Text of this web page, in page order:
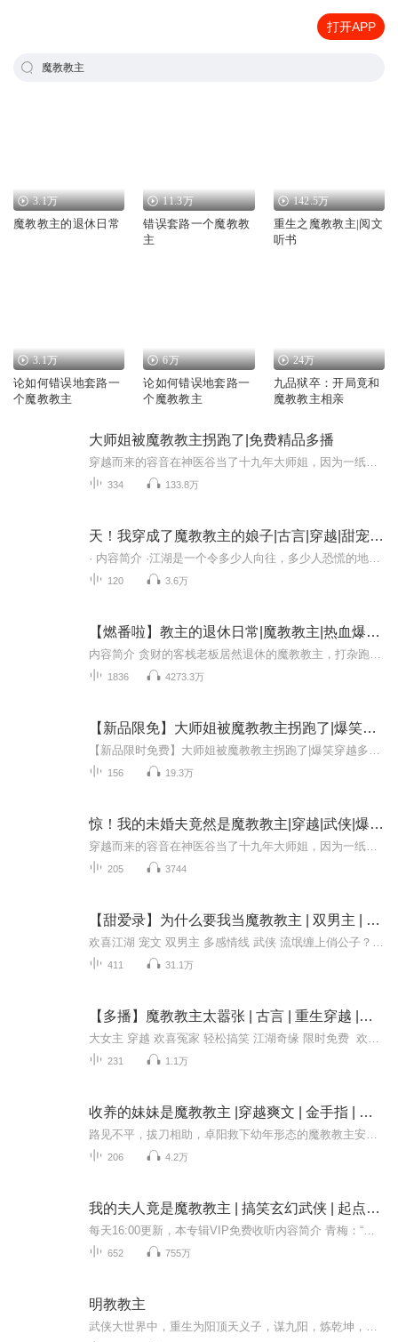
打开APP
魔教教主
3.1万
魔教教主的退休日常
11.3万
错误套路一个魔教教
主
142.5万
重生之魔教教主|阅文
听书
3.1万
论如何错误地套路一
个魔教教主
6万
论如何错误地套路一
个魔教教主
24万
九品狱卒：开局竟和
魔教教主相亲
大师姐被魔教教主拐跑了|免费精品多播
334 133.8万
天！我穿成了魔教教主的娘子|古言|穿越|甜宠|多播剧
120 3.6万
【燃番啦】教主的退休日常|魔教教主|热血爆笑|多人有声剧|VIP免费
1836 4273.3万
【新品限免】大师姐被魔教教主拐跑了|爆笑穿越多人剧
156 19.3万
惊！我的未婚夫竟然是魔教教主|穿越|武侠|爆笑|多人有声剧
205 3744
【甜爱录】为什么要我当魔教教主 | 双男主 | 多播宠文 | 纯爱闯江湖
411 31.1万
【多播】魔教教主太嚣张 | 古言 | 重生穿越 |武侠 |双强 |爽文
231 1.1万
收养的妹妹是魔教教主 |穿越爽文 | 金手指 | 系统流 | 意外收获ai制作
206 4.2万
我的夫人竟是魔教教主 | 搞笑玄幻武侠 | 起点中文网高赞冲榜作 | 多人有声剧
652 755万
明教教主